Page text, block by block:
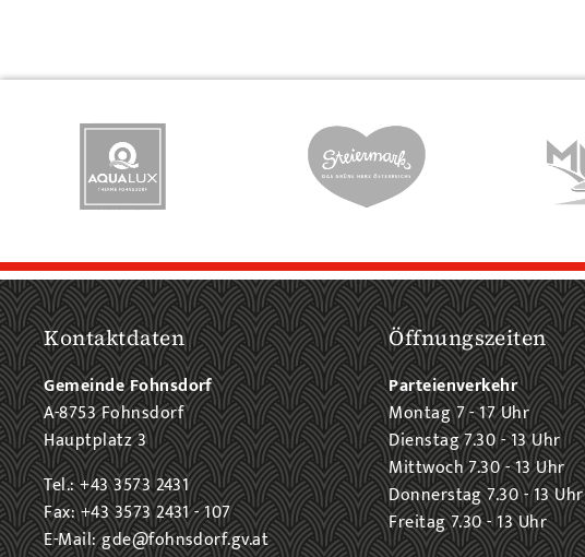
Kontaktdaten
Gemeinde Fohnsdorf
A-8753 Fohnsdorf
Hauptplatz 3
Tel.: +43 3573 2431
Fax: +43 3573 2431 - 107
E-Mail: gde@fohnsdorf.gv.at
Öffnungszeiten
Parteienverkehr
Montag 7 - 17 Uhr
Dienstag 7.30 - 13 Uhr
Mittwoch 7.30 - 13 Uhr
Donnerstag 7.30 - 13 Uhr
Freitag 7.30 - 13 Uhr